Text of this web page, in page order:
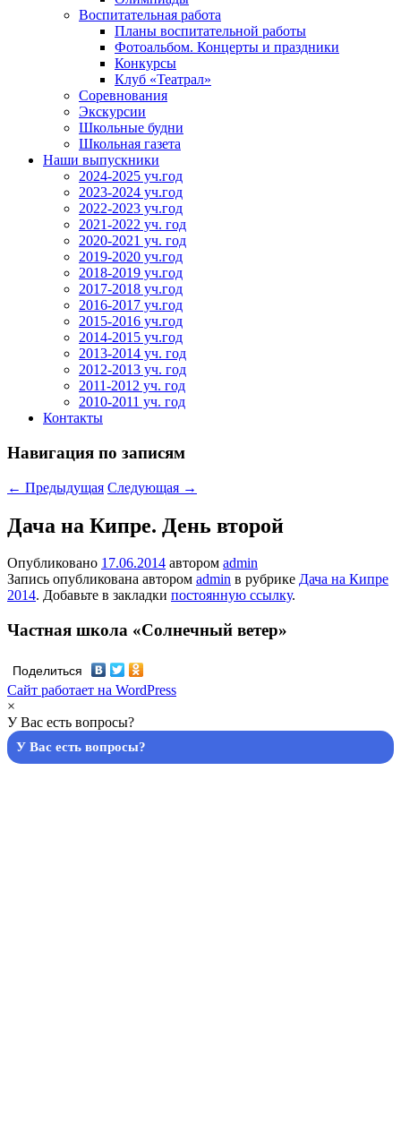
Воспитательная работа
Планы воспитательной работы
Фотоальбом. Концерты и праздники
Конкурсы
Клуб «Театрал»
Соревнования
Экскурсии
Школьные будни
Школьная газета
Наши выпускники
2024-2025 уч.год
2023-2024 уч.год
2022-2023 уч.год
2021-2022 уч. год
2020-2021 уч. год
2019-2020 уч.год
2018-2019 уч.год
2017-2018 уч.год
2016-2017 уч.год
2015-2016 уч.год
2014-2015 уч.год
2013-2014 уч. год
2012-2013 уч. год
2011-2012 уч. год
2010-2011 уч. год
Контакты
Навигация по записям
← Предыдущая Следующая →
Дача на Кипре. День второй
Опубликовано 17.06.2014 автором admin
Запись опубликована автором admin в рубрике Дача на Кипре
2014. Добавьте в закладки постоянную ссылку.
Частная школа «Солнечный ветер»
Поделиться
Сайт работает на WordPress
×
У Вас есть вопросы?
У Вас есть вопросы?